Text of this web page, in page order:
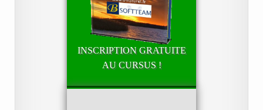
INSCRIPTION GRATUITE
AU CURSUS !